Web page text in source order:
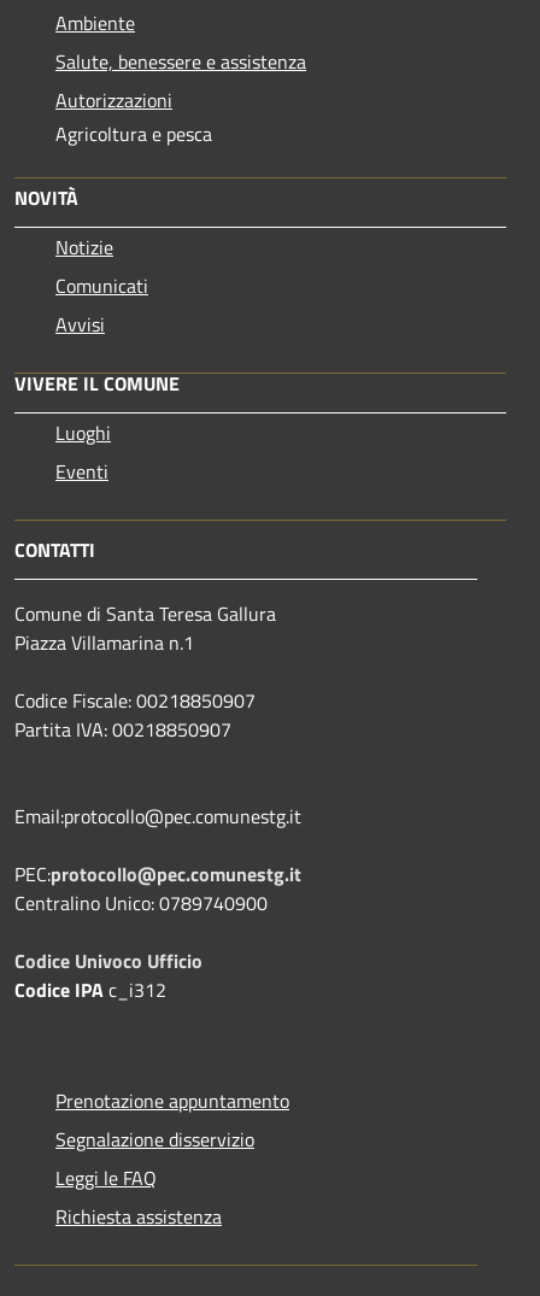
Ambiente
Salute, benessere e assistenza
Autorizzazioni
Agricoltura e pesca
NOVITÀ
Notizie
Comunicati
Avvisi
VIVERE IL COMUNE
Luoghi
Eventi
CONTATTI
Comune di Santa Teresa Gallura
Piazza Villamarina n.1
Codice Fiscale: 00218850907
Partita IVA: 00218850907
Email:protocollo@pec.comunestg.it
PEC:protocollo@pec.comunestg.it
Centralino Unico: 0789740900
Codice Univoco Ufficio
Codice IPAc_i312
Prenotazione appuntamento
Segnalazione disservizio
Leggi le FAQ
Richiesta assistenza